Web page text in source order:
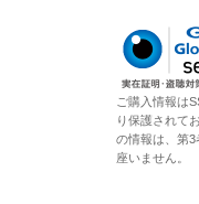
ご購入情報は
り保護されて
の情報は、第
座いません。